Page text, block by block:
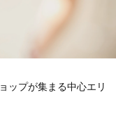
ップが集まる中心エリ